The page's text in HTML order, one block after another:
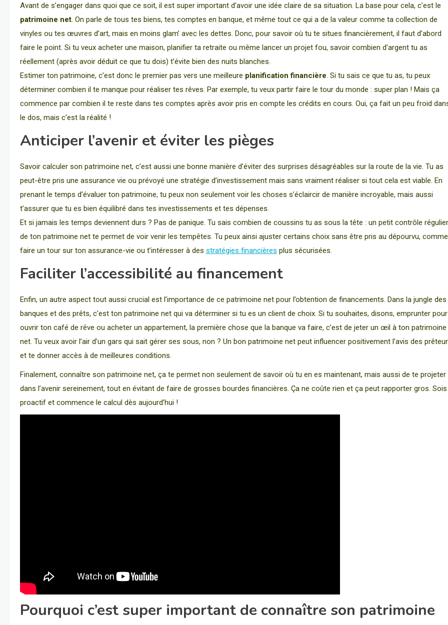
Avant de s’engager dans quoi que ce soit, il est super important d’avoir une idée claire de sa situation. La base pour cela, c’est le
patrimoine net. On parle de tous tes biens, tes comptes en banque, et même tout ce qui a de la valeur comme ta collection de
vinyles ou tes œuvres d’art, mais en moins glam’ avec les dettes. Donc, pour savoir où tu te situes financièrement, il faut d’abord
faire le point. Si tu veux acheter une maison, planifier ta retraite ou même lancer un projet fou, savoir combien d’argent tu as
réellement (après avoir déduit ce que tu dois) t’évite bien des nuits blanches.
Estimer ton patrimoine, c’est donc le premier pas vers une meilleure planification financière. Si tu sais ce que tu as, tu peux
déterminer combien il te manque pour réaliser tes rêves. Par exemple, tu veux partir faire le tour du monde : super plan ! Mais ça
commence par combien il te reste dans tes comptes après avoir pris en compte les crédits en cours. Oui, ça fait un peu froid
le dos, mais c’est la réalité !
Anticiper l’avenir et éviter les pièges
Savoir calculer son patrimoine net, c’est aussi une bonne manière d’éviter des surprises désagréables sur la route de la vie. Tu as
peut-être pris une assurance vie ou prévoyé une stratégie d’investissement mais sans vraiment réaliser si tout cela est viable. En
prenant le temps d’évaluer ton patrimoine, tu peux non seulement voir les choses s’éclaircir de manière incroyable, mais aussi
t’assurer que tu es bien équilibré dans tes investissements et tes dépenses.
Et si jamais les temps deviennent durs ? Pas de panique. Tu sais combien de coussins tu as sous la tête : un petit contrôle régulier
de ton patrimoine net te permet de voir venir les tempêtes. Tu peux ainsi ajuster certains choix sans être pris au dépourvu, comme
faire un tour sur ton assurance-vie ou t’intéresser à des stratégies financières plus sécurisées.
Faciliter l’accessibilité au financement
Enfin, un autre aspect tout aussi crucial est l’importance de ce patrimoine net pour l’obtention de financements. Dans la jungle des
banques et des prêts, c’est ton patrimoine net qui va déterminer si tu es un client de choix. Si tu souhaites, disons, emprunter pour
ouvrir ton café de rêve ou acheter un appartement, la première chose que la banque va faire, c’est de jeter un œil à ton patrimoine
net. Tu veux avoir l’air d’un gars qui sait gérer ses sous, non ? Un bon patrimoine net peut influencer positivement l’avis des
et te donner accès à de meilleures conditions.
Finalement, connaître son patrimoine net, ça te permet non seulement de savoir où tu en es maintenant, mais aussi de te projeter
dans l’avenir sereinement, tout en évitant de faire de grosses bourdes financières. Ça ne coûte rien et ça peut rapporter gros. Sois
proactif et commence le calcul dès aujourd’hui !
Pourquoi c’est super important de connaître son patrimoine